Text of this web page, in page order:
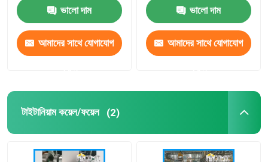
ভালো দাম
আমাদের সাথে যোগাযোগ
ভালো দাম
আমাদের সাথে যোগাযোগ
টাইটানিয়াম কয়েল/ফয়েল (2)